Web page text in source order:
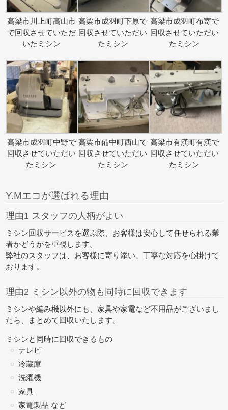
高梁市川上町高山市
で回収させていただ
いたミシン
高梁市成羽町下原で
回収させていただい
たミシン
高梁市成羽町布寄で
回収させていただい
たミシン
高梁市成羽町中野で
回収させていただい
たミシン
高梁市備中町西山で
回収させていただい
たミシン
高梁市有漢町有漢で
回収させていただい
たミシン
Y.Mエコが選ばれる理由
理由1 スタッフの人柄がよい
ミシン回収サービスを選ぶ際、お客様は安心して任せられる業
者かどうかを重視します。
弊社のスタッフは、お客様に寄り添い、丁寧な対応を心掛けて
おります。
理由2 ミシン以外の物も同時に回収できます
ミシンや編み機以外にも、家具や家電など不用品がございまし
たら、
まとめて回収いたします。
ミシンと同時に回収できるもの
テレビ
冷蔵庫
洗濯機
家具
家電製品 など